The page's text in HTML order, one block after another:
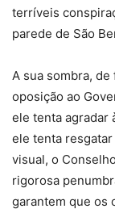
terríveis
parede de São
A sua sombra,
oposição ao
ele tenta agradar
ele tenta
visual, o
rigorosa
garantem que os